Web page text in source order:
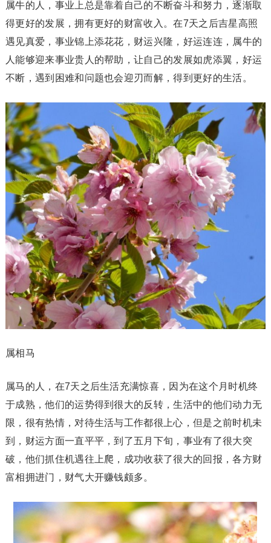
属牛的人，事业上总是靠着自己的不断奋斗和努力，逐渐取
得更好的发展，拥有更好的财富收入。在7天之后吉星高照
遇见真爱，事业锦上添花花，财运兴隆，好运连连，属牛的
人能够迎来事业贵人的帮助，让自己的发展如虎添翼，好运
不断，遇到困难和问题也会迎刃而解，得到更好的生活。
属相马
属马的人，在7天之后生活充满惊喜，因为在这个月时机终
于成熟，他们的运势得到很大的反转，生活中的他们动力无
限，很有热情，对待生活与工作都很上心，但是之前时机未
到，财运方面一直平平，到了五月下旬，事业有了很大突
破，他们抓住机遇往上爬，成功收获了很大的回报，各方财
富相拥进门，财气大开赚钱颇多。